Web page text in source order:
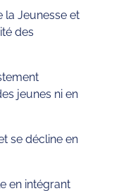
la Jeunesse et
des
jeunes ni en
se décline en
en intégrant